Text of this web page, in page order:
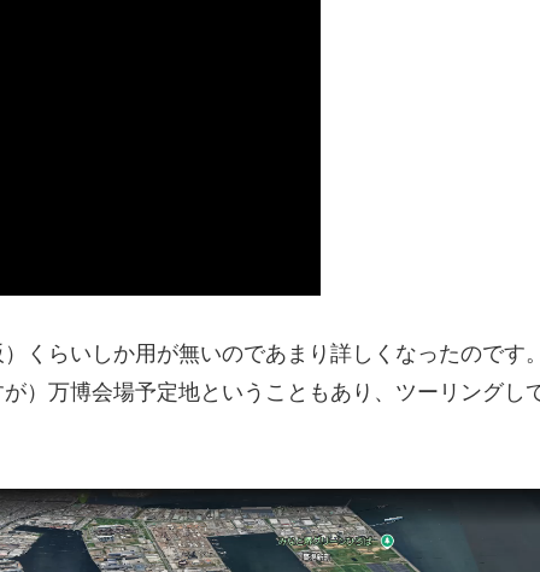
くらいしか用が無いのであまり詳しくなったのです
）万博会場予定地ということもあり、ツーリングし